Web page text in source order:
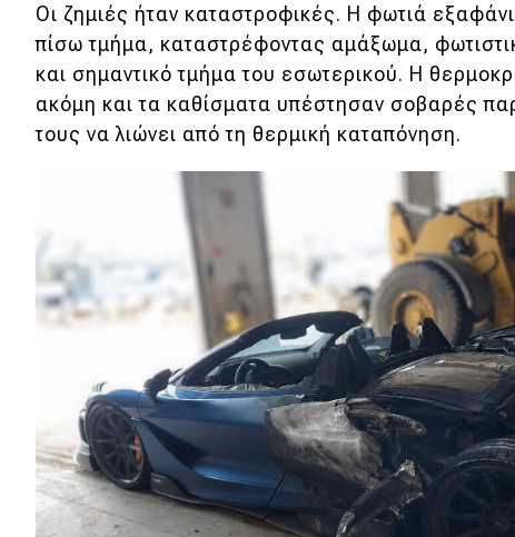
Μεταχειρισμένο
Οδηγός αγοράς
Συμβουλές
Χρηστικά
ΚΤΕΟ
Οδική βοήθεια
eDRIVE
DRIVE USED
Οι ζημιές ήταν καταστροφικές. Η φωτιά
πίσω τμήμα, καταστρέφοντας αμάξωμα,
και σημαντικό τμήμα του εσωτερικού. Η
ακόμη και τα καθίσματα υπέστησαν σοβαρές
τους να λιώνει από τη θερμική καταπόνηση.